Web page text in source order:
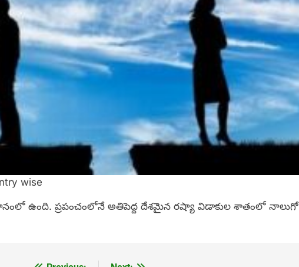
wise
ఉంది. ప్రపంచంలోనే అతిపెద్ద దేశమైన రష్యా విడాకుల శాతంలో నాలుగో